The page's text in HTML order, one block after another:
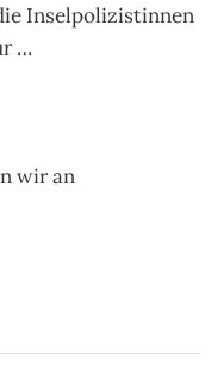
Inselpolizistinnen
…
wir an